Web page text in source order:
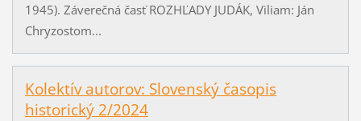
1945). Záverečná časť ROZHĽADY JUDÁK, Viliam: Ján
Chryzostom...
Kolektív autorov: Slovenský časopis
historický 2/2024